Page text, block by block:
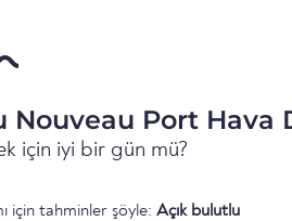
Nouveau Port Hava
için iyi bir gün mü?
için tahminler şöyle: Açık bulutlu